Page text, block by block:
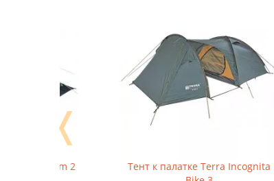
Тент к палатке Terra Incognita
❬